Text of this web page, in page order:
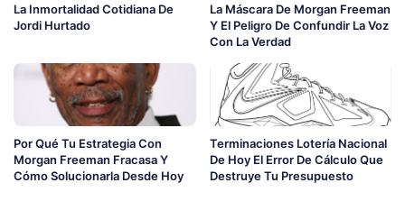
La Inmortalidad Cotidiana De
Jordi Hurtado
La Máscara De Morgan Freeman
Y El Peligro De Confundir La Voz
Con La Verdad
Por Qué Tu Estrategia Con
Morgan Freeman Fracasa Y
Cómo Solucionarla Desde Hoy
Terminaciones Lotería Nacional
De Hoy El Error De Cálculo Que
Destruye Tu Presupuesto